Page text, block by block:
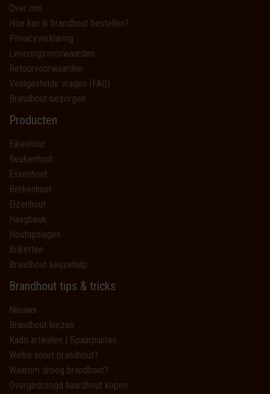
Over ons
Hoe kan ik brandhout bestellen?
Privacyverklaring
Leveringsvoorwaarden
Retourvoorwaarden
Veelgestelde vragen (FAQ)
Brandhout bezorgen
Producten
Eikenhout
Beukenhout
Essenhout
Berkenhout
Elzenhout
Haagbeuk
Houtopslagen
Briketten
Brandhout keuzehulp
Brandhout tips & tricks
Nieuws
Brandhout kiezen
Kado artikelen | Spaarpunten
Welke soort brandhout?
Waarom droog brandhout?
Overgedroogd haardhout kopen